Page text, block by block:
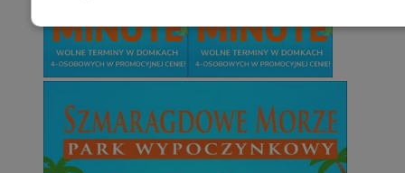
Niezbędne Wydajność